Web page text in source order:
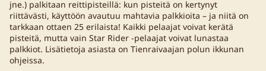
jne.) palkitaan reittipisteillä: kun pisteitä on kertynyt
riittävästi, käyttöön avautuu mahtavia palkkioita – ja niitä on
tarkkaan ottaen 25 erilaista! Kaikki pelaajat voivat kerätä
pisteitä, mutta vain Star Rider -pelaajat voivat lunastaa
palkkiot. Lisätietoja asiasta on Tienraivaajan polun ikkunan
ohjeissa.